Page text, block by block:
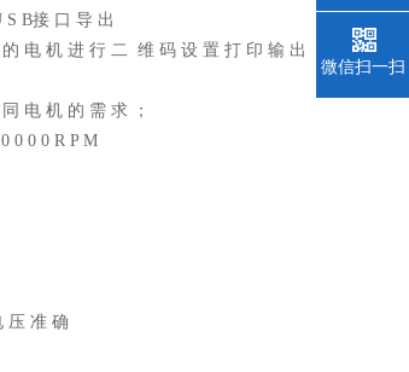
B接 口 导 出
电 机 进 行 二 维 码 设 置 打 印 输 出 ，
电 机 的 需 求 ；
0 0 0 R P M
压 准 确
微信扫一扫